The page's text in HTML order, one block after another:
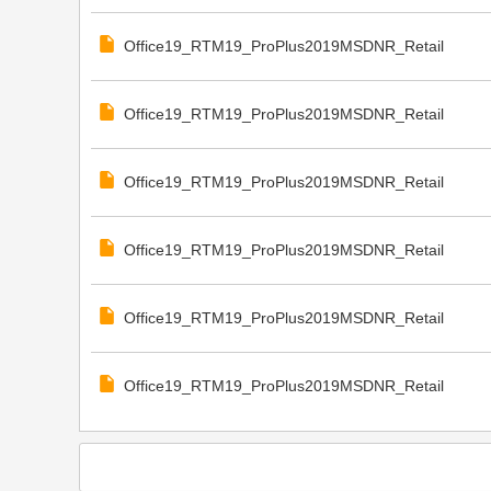
Office19_RTM19_ProPlus2019MSDNR_Retail
Office19_RTM19_ProPlus2019MSDNR_Retail
Office19_RTM19_ProPlus2019MSDNR_Retail
Office19_RTM19_ProPlus2019MSDNR_Retail
Office19_RTM19_ProPlus2019MSDNR_Retail
Office19_RTM19_ProPlus2019MSDNR_Retail